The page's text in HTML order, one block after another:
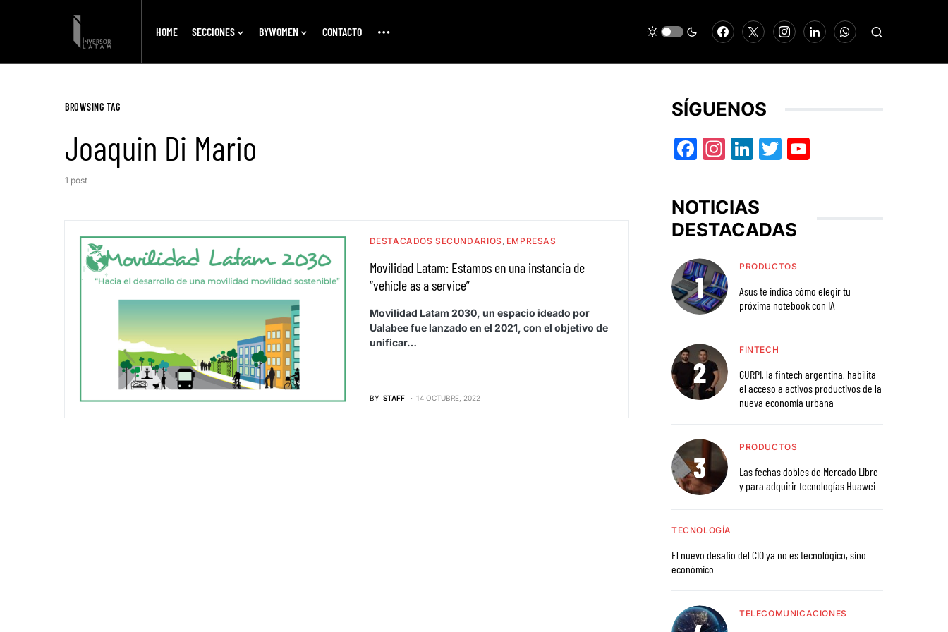
HOME SECCIONES BYWOMEN CONTACTO
BROWSING TAG
Joaquin Di Mario
1 post
DESTACADOS SECUNDARIOS EMPRESAS
Movilidad Latam: Estamos en una instancia de
“vehicle as a service”
Movilidad Latam 2030, un espacio ideado por
Ualabee fue lanzado en el 2021, con el objetivo de
unificar…
BY STAFF 14 OCTUBRE, 2022
SÍGUENOS
Facebook
Instagram
LinkedIn
Twitter
NOTICIAS
DESTACADAS
PRODUCTOS
Asus te indica cómo elegir tu
próxima notebook con IA
FINTECH
GURPI, la fintech argentina, habilita
el acceso a activos productivos de la
nueva economía urbana
PRODUCTOS
Las fechas dobles de Mercado Libre
y para adquirir tecnologías Huawei
TECNOLOGÍA
El nuevo desafío del CIO ya no es tecnológico, sino
económico
TELECOMUNICACIONES